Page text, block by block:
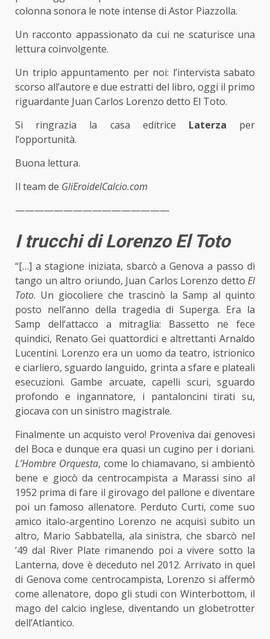
colonna sonora le note intense di Astor Piazzolla.
Un racconto appassionato da cui ne scaturisce una
lettura coinvolgente.
Un triplo appuntamento per noi: l’intervista sabato
scorso all’autore e due estratti del libro, oggi il primo
riguardante Juan Carlos Lorenzo detto El Toto.
Si ringrazia la casa editrice Laterza per
l’opportunità.
Buona lettura.
Il team de GliEroidelCalcio.com
————————————————
I trucchi di Lorenzo El Toto
“[…] a stagione iniziata, sbarcò a Genova a passo di
tango un altro oriundo, Juan Carlos Lorenzo detto El
Toto. Un giocoliere che trascinò la Samp al quinto
posto nell’anno della tragedia di Superga. Era la
Samp dell’attacco a mitraglia: Bassetto ne fece
quindici, Renato Gei quattordici e altrettanti Arnaldo
Lucentini. Lorenzo era un uomo da teatro, istrionico
e ciarliero, sguardo languido, grinta a sfare e plateali
esecuzioni. Gambe arcuate, capelli scuri, sguardo
profondo e ingannatore, i pantaloncini tirati su,
giocava con un sinistro magistrale.
Finalmente un acquisto vero! Proveniva dai genovesi
del Boca e dunque era quasi un cugino per i doriani.
L’Hombre Orquesta, come lo chiamavano, si ambientò
bene e giocò da centrocampista a Marassi sino al
1952 prima di fare il girovago del pallone e diventare
poi un famoso allenatore. Perduto Curti, come suo
amico italo-argentino Lorenzo ne acquisì subito un
altro, Mario Sabbatella, ala sinistra, che sbarcò nel
’49 dal River Plate rimanendo poi a vivere sotto la
Lanterna, dove è deceduto nel 2012. Arrivato in quel
di Genova come centrocampista, Lorenzo si affermò
come allenatore, dopo gli studi con Winterbottom, il
mago del calcio inglese, diventando un globetrotter
dell’Atlantico.